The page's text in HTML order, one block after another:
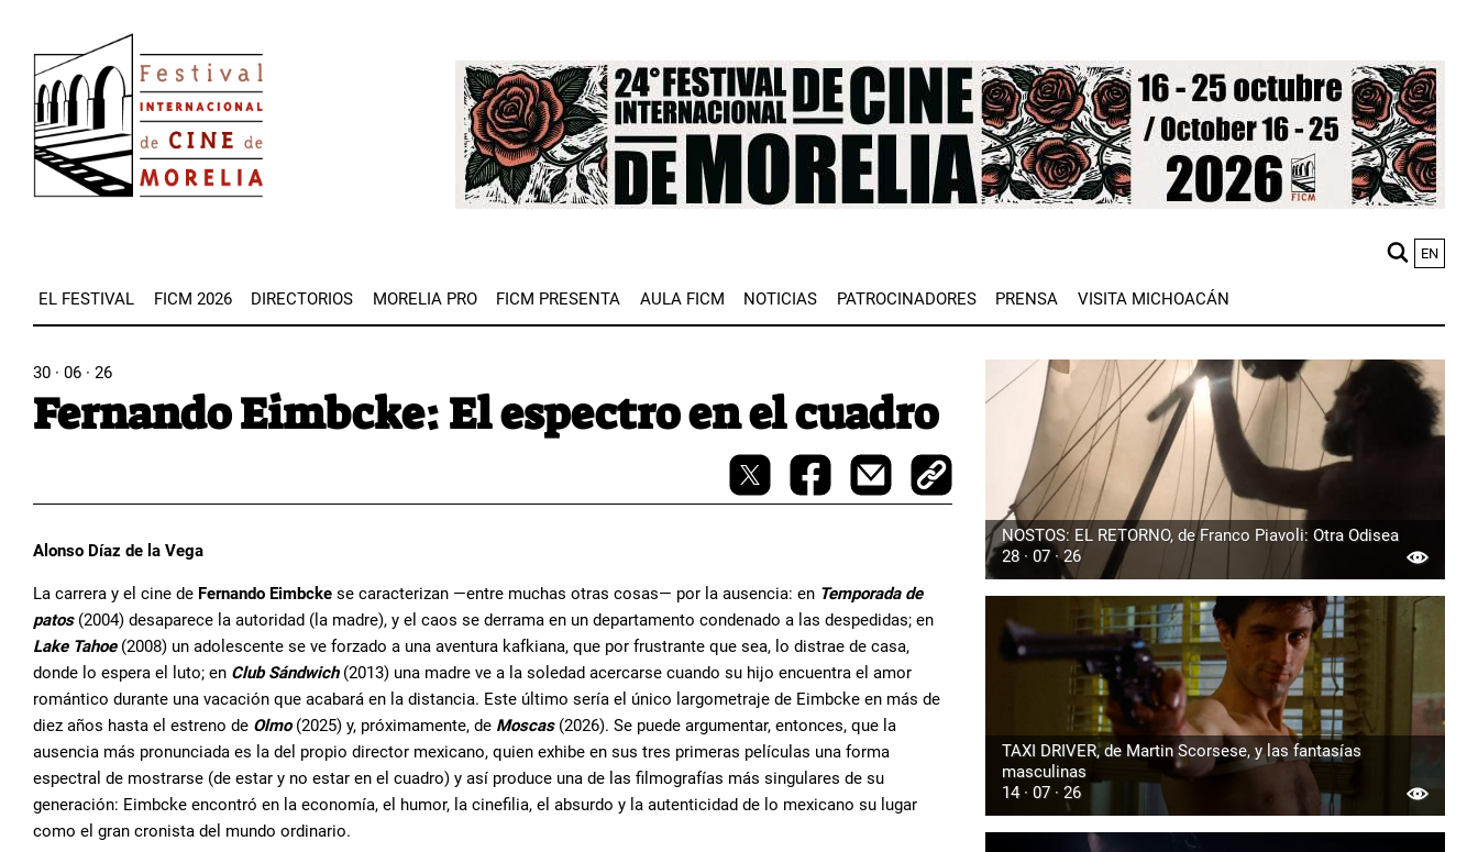
contenido
principal
Image
EN
EL FESTIVAL FICM 2026 DIRECTORIOS MORELIA PRO FICM PRESENTA AULA FICM NOTICIAS PATROCINADORES PRENSA VISITA MICHOACÁN
30 · 06 · 26
Fernando Eimbcke: El espectro en el cuadro
Alonso Díaz de la Vega
La carrera y el cine de Fernando Eimbcke se caracterizan —entre muchas otras cosas— por la ausencia: en Temporada de
patos (2004) desaparece la autoridad (la madre), y el caos se derrama en un departamento condenado a las despedidas; en
Lake Tahoe(2008) un adolescente se ve forzado a una aventura kafkiana, que por frustrante que sea, lo distrae de casa,
donde lo espera el luto; en Club Sándwich(2013) una madre ve a la soledad acercarse cuando su hijo encuentra el amor
romántico durante una vacación que acabará en la distancia. Este último sería el único largometraje de Eimbcke en más de
diez años hasta el estreno de Olmo(2025) y, próximamente, de Moscas(2026). Se puede argumentar, entonces, que la
ausencia más pronunciada es la del propio director mexicano, quien exhibe en sus tres primeras películas una forma
espectral de mostrarse (de estar y no estar en el cuadro) y así produce una de las filmografías más singulares de su
generación: Eimbcke encontró en la economía, el humor, la cinefilia, el absurdo y la autenticidad de lo mexicano su lugar
como el gran cronista del mundo ordinario.
NOSTOS: EL RETORNO, de Franco Piavoli: Otra Odisea
28 · 07 · 26
TAXI DRIVER, de Martin Scorsese, y las fantasías
masculinas
14 · 07 · 26